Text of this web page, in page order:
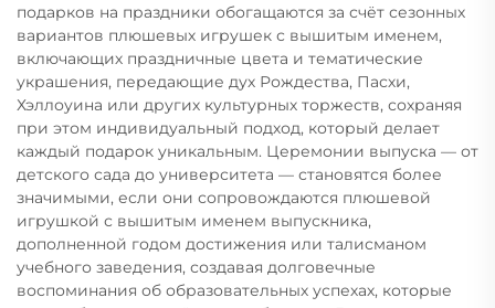
подарков на праздники обогащаются за счёт сезонных
вариантов плюшевых игрушек с вышитым именем,
включающих праздничные цвета и тематические
украшения, передающие дух Рождества, Пасхи,
Хэллоуина или других культурных торжеств, сохраняя
при этом индивидуальный подход, который делает
каждый подарок уникальным. Церемонии выпуска — от
детского сада до университета — становятся более
значимыми, если они сопровождаются плюшевой
игрушкой с вышитым именем выпускника,
дополненной годом достижения или талисманом
учебного заведения, создавая долговечные
воспоминания об образовательных успехах, которые